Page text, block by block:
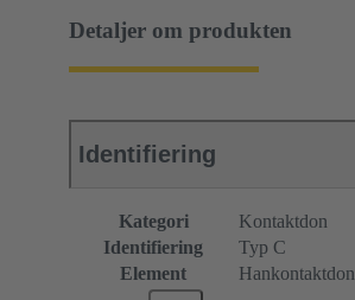
Detaljer om produkten
Identifiering
Kategori
Kontaktdon
Identifiering
Typ C
Element
Hankontaktdon